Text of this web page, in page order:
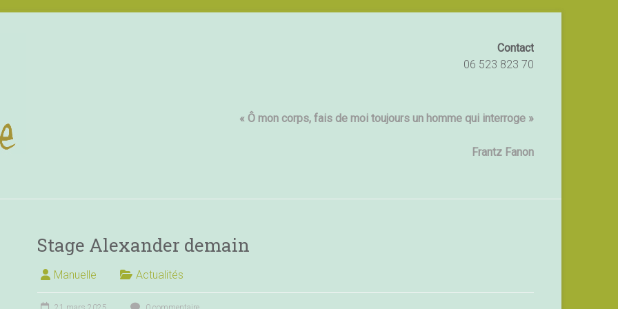
Contact
06 523 823 70
« Ô mon corps, fais de moi toujours un homme qui interroge »
Frantz Fanon
Stage Alexander demain
Manuelle Actualités